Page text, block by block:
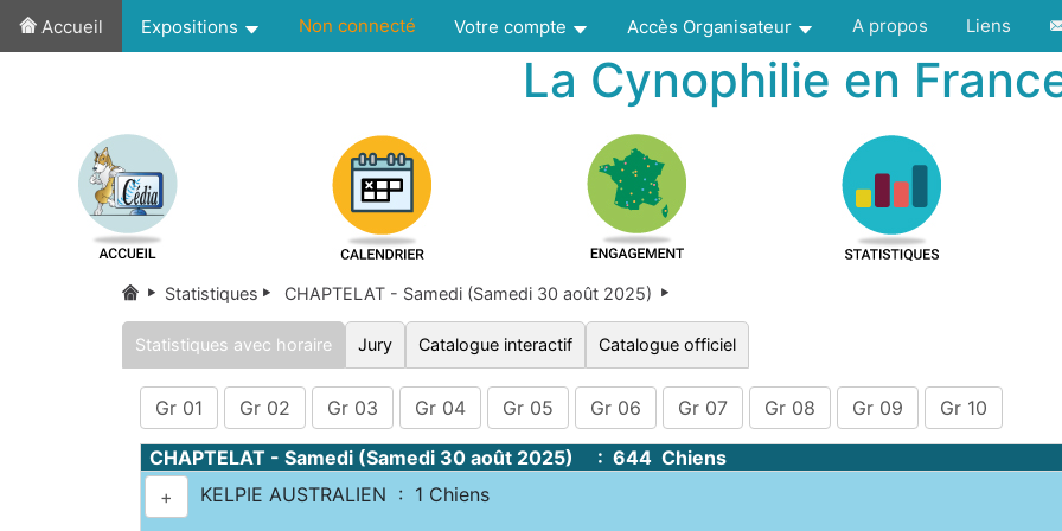
Accueil Expositions Non connecté Votre compte Accès Organisateur A propos Liens
La Cynophilie en
Statistiques CHAPTELAT - Samedi (Samedi 30 août 2025)
Statistiques avec horaire Jury Catalogue interactif Catalogue officiel
Gr 01 Gr 02 Gr 03 Gr 04 Gr 05 Gr 06 Gr 07 Gr 08 Gr 09 Gr 10
CHAPTELAT - Samedi (Samedi 30 août 2025) : 644 Chiens
+
KELPIE AUSTRALIEN : 1 Chiens